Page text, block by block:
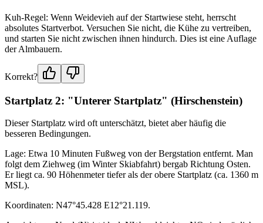
Kuh-Regel: Wenn Weidevieh auf der Startwiese steht, herrscht
absolutes Startverbot. Versuchen Sie nicht, die Kühe zu vertreiben,
und starten Sie nicht zwischen ihnen hindurch. Dies ist eine Auflage
der Almbauern.
Korrekt?
Startplatz 2: "Unterer Startplatz" (Hirschenstein)
Dieser Startplatz wird oft unterschätzt, bietet aber häufig die
besseren Bedingungen.
Lage: Etwa 10 Minuten Fußweg von der Bergstation entfernt. Man
folgt dem Ziehweg (im Winter Skiabfahrt) bergab Richtung Osten.
Er liegt ca. 90 Höhenmeter tiefer als der obere Startplatz (ca. 1360 m
MSL).
Koordinaten: N47°45.428 E12°21.119.